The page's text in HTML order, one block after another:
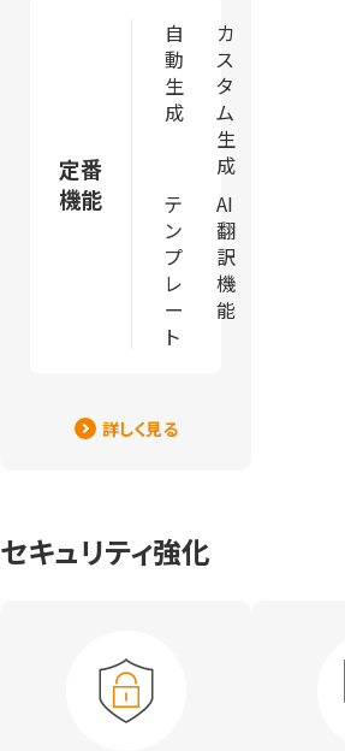
定番
機能
自
動
生
成
カ
ス
タ
ム
生
成
テ
ン
プ
レ
ー
ト
AI
翻
訳
機
能
詳しく見る
セキュリティ強化